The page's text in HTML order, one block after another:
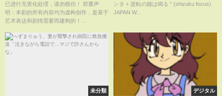
業，誰知高冷前夫開啟火葬場追
妻模式！《宴先生纏得要命》#短
已进行无害化处理，请勿模仿！ 郑重声
明：本剧的所有内容均为虚构创作，是基于
艺术表达和剧情需要而建构的！...
WEEK x WORLD COSPLAY
ンタ + 逆転の鐘は鳴る " (shizuku focus)
JAPAN W...
未分類 デジタル